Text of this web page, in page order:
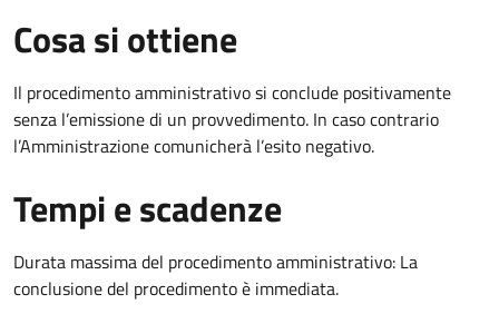
Cosa si ottiene
Il procedimento amministrativo si conclude positivamente
senza l’emissione di un provvedimento. In caso contrario
l’Amministrazione comunicherà l’esito negativo.
Tempi e scadenze
Durata massima del procedimento amministrativo: La
conclusione del procedimento è immediata.